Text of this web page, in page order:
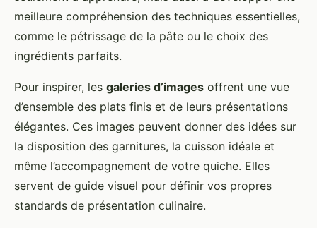
meilleure compréhension des techniques essentielles,
comme le pétrissage de la pâte ou le choix des
ingrédients parfaits.
Pour inspirer, les galeries d’images offrent une vue
d’ensemble des plats finis et de leurs présentations
élégantes. Ces images peuvent donner des idées sur
la disposition des garnitures, la cuisson idéale et
même l’accompagnement de votre quiche. Elles
servent de guide visuel pour définir vos propres
standards de présentation culinaire.